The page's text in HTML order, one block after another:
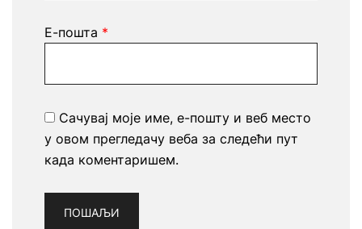
Е-пошта *
Сачувај моје име, е-пошту и веб место
у овом прегледачу веба за следећи пут
када коментаришем.